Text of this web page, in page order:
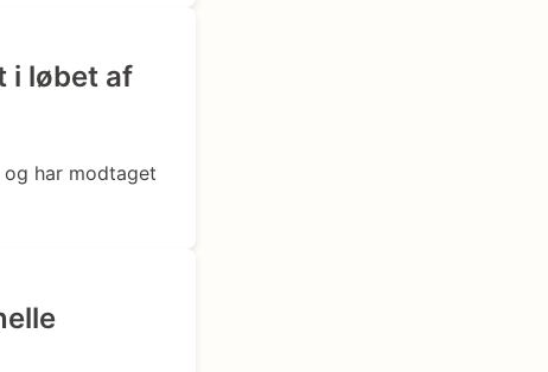
i løbet af
og har modtaget